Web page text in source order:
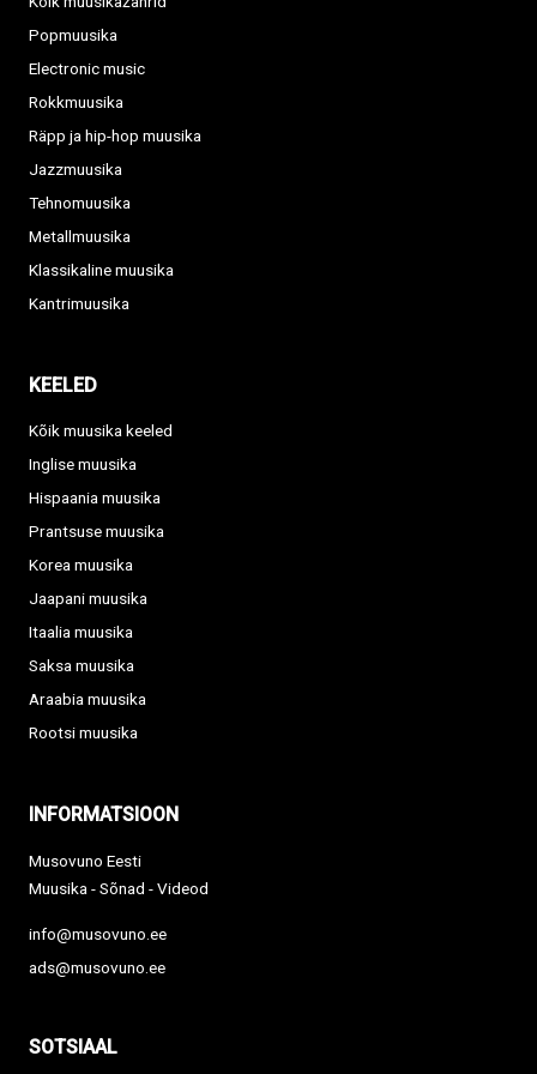
Popmuusika
Electronic music
Rokkmuusika
Räpp ja hip-hop muusika
Jazzmuusika
Tehnomuusika
Metallmuusika
Klassikaline muusika
Kantrimuusika
KEELED
Kõik muusika keeled
Inglise muusika
Hispaania muusika
Prantsuse muusika
Korea muusika
Jaapani muusika
Itaalia muusika
Saksa muusika
Araabia muusika
Rootsi muusika
INFORMATSIOON
Musovuno Eesti
Muusika - Sõnad - Videod
info@musovuno.ee
ads@musovuno.ee
SOTSIAAL